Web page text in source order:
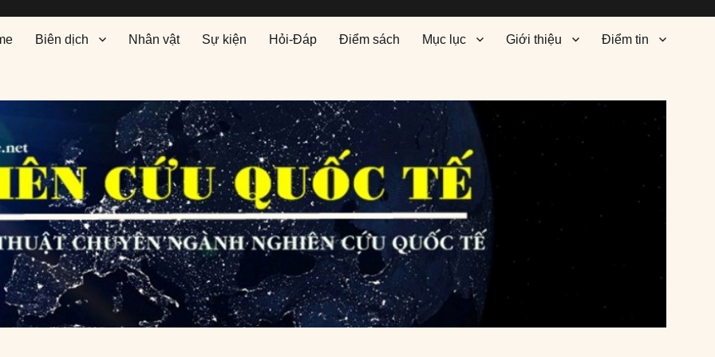
Biên dịch Nhân vật Sự kiện Hỏi-Đáp Điểm sách Mục lục Giới thiệu Điểm tin